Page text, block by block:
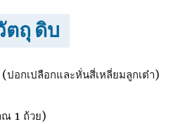
ตถุ ดิบ
ปอกเปลือกและหั่นสี่เหลี่ยมลูกเต๋า)
1 ถ้วย)